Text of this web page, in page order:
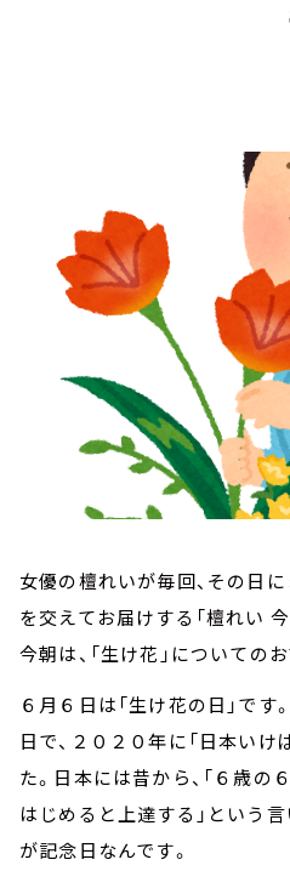
YouTube
会社情報
女優の檀れいが毎回、その日
を交えてお届けする「檀れい 今
今朝は、「生け花」についての
６月６日は「生け花の日」です
日で、２０２０年に「日本いけ
た。日本には昔から、「６歳の
はじめると上達する」という
が記念日なんです。